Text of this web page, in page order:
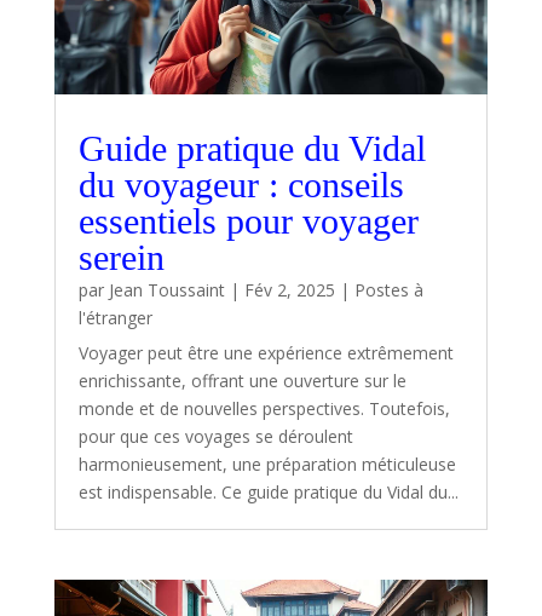
Guide pratique du Vidal
du voyageur : conseils
essentiels pour voyager
serein
par Jean Toussaint| Fév 2, 2025 | Postes à
l'étranger
Voyager peut être une expérience extrêmement
enrichissante, offrant une ouverture sur le
monde et de nouvelles perspectives. Toutefois,
pour que ces voyages se déroulent
harmonieusement, une préparation méticuleuse
est indispensable. Ce guide pratique du Vidal du...